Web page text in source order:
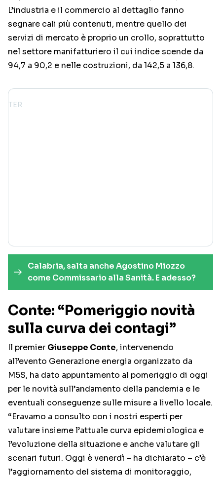
L’industria e il commercio al dettaglio fanno
segnare cali più contenuti, mentre quello dei
servizi di mercato è proprio un crollo, soprattutto
nel settore manifatturiero il cui indice scende da
94,7 a 90,2 e nelle costruzioni, da 142,5 a 136,8.
Calabria, salta anche Agostino Miozzo
come Commissario alla Sanità. E adesso?
Conte: “Pomeriggio novità
sulla curva dei contagi”
Il premier Giuseppe Conte, intervenendo
all’evento Generazione energia organizzato da
M5S, ha dato appuntamento al pomeriggio di oggi
per le novità sull’andamento della pandemia e le
eventuali conseguenze sulle misure a livello locale.
“Eravamo a consulto con i nostri esperti per
valutare insieme l’attuale curva epidemiologica e
l’evoluzione della situazione e anche valutare gli
scenari futuri. Oggi è venerdì – ha dichiarato – c’è
l’aggiornamento del sistema di monitoraggio,